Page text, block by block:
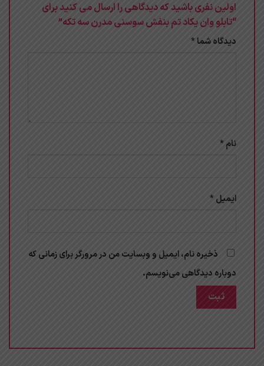
اولین نفری باشید که دیدگاهی را ارسال می کنید برای
“تابلو وان یکاد تم بنفش سوسنی مدرن سه تکه”
دیدگاه شما*
نام*
ایمیل*
ذخیره نام، ایمیل و وبسایت من در مرورگر برای زمانی که
دوباره دیدگاهی می‌نویسم.